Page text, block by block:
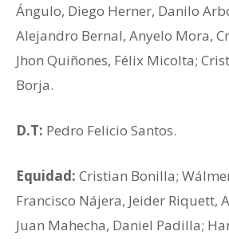
Ángulo, Diego Herner, Danilo
Alejandro Bernal, Anyelo Mora,
Jhon Quiñones, Félix Micolta;
Borja.
D.T: Pedro Felicio Santos.
Equidad: Cristian Bonilla;
Francisco Nájera, Jeider Riquett,
Juan Mahecha, Daniel Padilla;